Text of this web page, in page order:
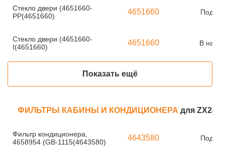
Стекло двери (4651660-
PP(4651660)
4651660 Под
Стекло двери (4651660-
I(4651660)
4651660 В
Показать ещё
ФИЛЬТРЫ КАБИНЫ И КОНДИЦИОНЕРА для ZX240-
Фильтр кондиционера,
4658954 (GB-1115(4643580)
4643580 Под